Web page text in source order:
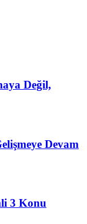
Değil,
Devam
3 Konu